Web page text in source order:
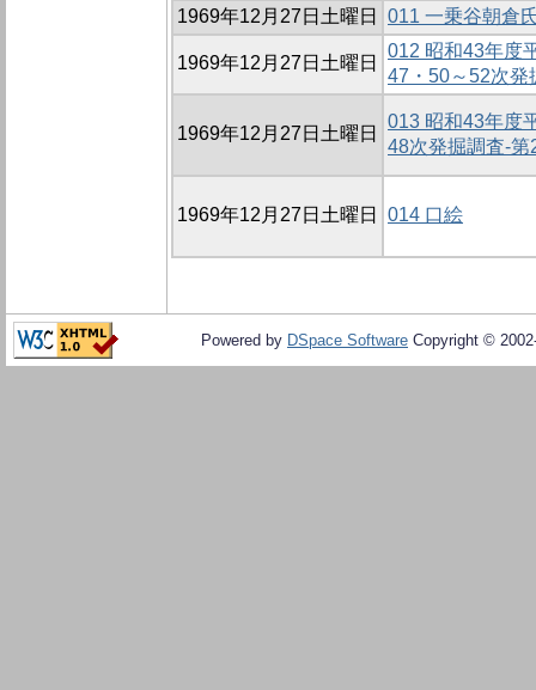
1969年12月27日土曜日
011 一乗谷朝倉
1969年12月27日土曜日
012 昭和43年度
47・50～52次発
1969年12月27日土曜日
013 昭和43年度
48次発掘調査-
1969年12月27日土曜日 014 口絵
Powered by DSpace Software Copyright ©